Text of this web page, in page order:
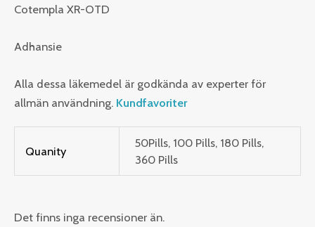
Cotempla XR-OTD
Adhansie
Alla dessa läkemedel är godkända av experter för
allmän användning. Kundfavoriter
Quanity
50Pills, 100 Pills, 180 Pills,
360 Pills
Det finns inga recensioner än.